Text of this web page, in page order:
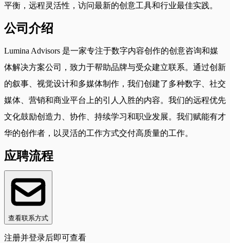
平衡，远程灵活性，访问最新的创意工具和行业最佳实践。
公司介绍
Lumina Advisors 是一家专注于数字内容创作的创意咨询和媒
体解决方案公司，致力于帮助品牌与受众建立联系。通过创新
的叙事、视觉设计和多媒体制作，我们创建了多种数字、社交
媒体、营销和商业平台上的引人入胜的内容。我们的远程优先
文化鼓励创造力、协作、持续学习和职业发展。我们赋能有才
华的创作者，以灵活的工作方式交付高质量的工作。
应聘流程
查看联系方式
注册并登录后即可查看